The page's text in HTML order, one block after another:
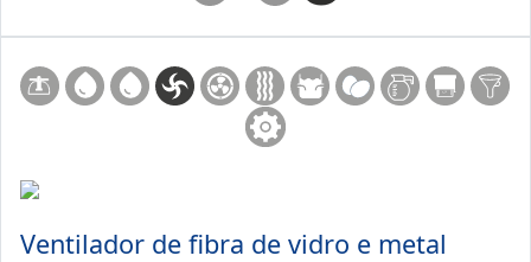
Ventilador de fibra de vidro e metal